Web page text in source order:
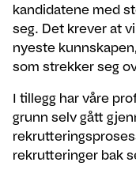
kandidatene med
seg. Det krever at
nyeste
som strekker seg
I tillegg har våre
grunn selv gått
rekrutteringer bak